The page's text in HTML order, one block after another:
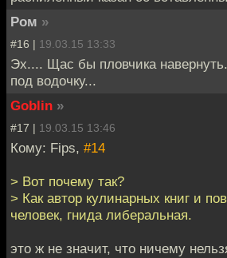
Ром »
#16 | 19.03.15 13:33
Эх.... Щас бы пловчика
под водочку...
Goblin »
#17 | 19.03.15 13:46
Кому: Fips, #14
> Вот почему так?
> Как автор кулинарных книг и
человек, гнида либеральная.
это ж не значит, что ничему